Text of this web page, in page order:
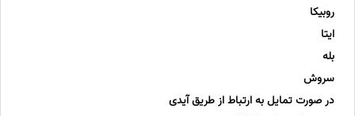
روبیکا
ایتا
بله
سروش
در صورت تمایل به ارتباط از طریق آیدی